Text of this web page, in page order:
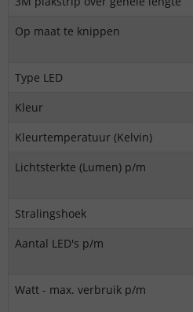
Op maat te knippen
Type LED
Kleur
Kleurtemperatuur (Kelvin)
Lichtsterkte (Lumen) p/m
Stralingshoek
Aantal LED's p/m
Watt - max. verbruik p/m